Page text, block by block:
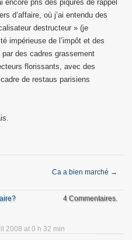
encore pris des piqures de rappel
d’affaire, où j’ai entendu des
destructeur » (je
impérieuse de l’impôt et des
des cadres grassement
florissants, avec des
de restaus parisiens
Ca a bien marché →
4 Commentaires.
2008 at 0 h 32 min